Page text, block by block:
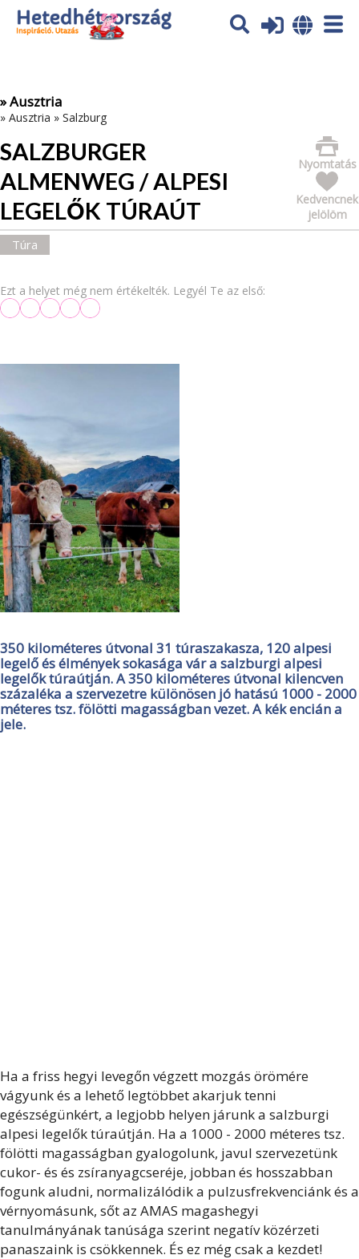
Az oldal sütiket (cookies) használ. További tájékoztatás itt:
Adatvédelmi tájékoztató
» Ausztria
» Ausztria » Salzburg
SALZBURGER
ALMENWEG / ALPESI
LEGELŐK TÚRAÚT
Nyomtatás
Kedvencnek
jelölöm
Túra
Ezt a helyet még nem értékelték. Legyél Te az első:
350 kilométeres útvonal 31 túraszakasza, 120 alpesi
legelő és élmények sokasága vár a salzburgi alpesi
legelők túraútján. A 350 kilométeres útvonal kilencven
százaléka a szervezetre különösen jó hatású 1000 - 2000
méteres tsz. fölötti magasságban vezet. A kék encián a
jele.
Ha a friss hegyi levegőn végzett mozgás örömére
vágyunk és a lehető legtöbbet akarjuk tenni
egészségünkért, a legjobb helyen járunk a salzburgi
alpesi legelők túraútján. Ha a 1000 - 2000 méteres tsz.
fölötti magasságban gyalogolunk, javul szervezetünk
cukor- és és zsíranyagcseréje, jobban és hosszabban
fogunk aludni, normalizálódik a pulzusfrekvenciánk és a
vérnyomásunk, sőt az AMAS magashegyi
tanulmányának tanúsága szerint negatív közérzeti
panaszaink is csökkennek. És ez még csak a kezdet!